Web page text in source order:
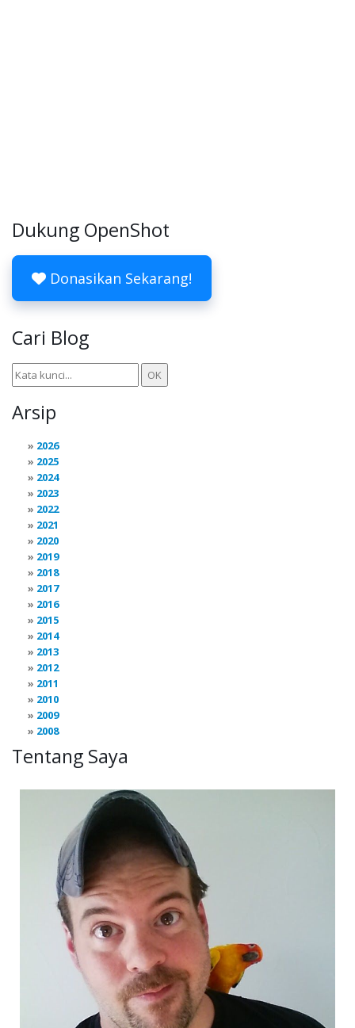
Dukung OpenShot
Donasikan Sekarang!
Cari Blog
Arsip
2026
2025
2024
2023
2022
2021
2020
2019
2018
2017
2016
2015
2014
2013
2012
2011
2010
2009
2008
Tentang Saya